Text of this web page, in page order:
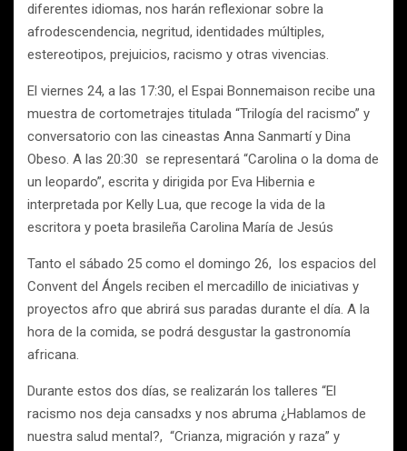
diferentes idiomas, nos harán reflexionar sobre la
afrodescendencia, negritud, identidades múltiples,
estereotipos, prejuicios, racismo y otras vivencias.
El viernes 24, a las 17:30, el Espai Bonnemaison recibe una
muestra de cortometrajes titulada “Trilogía del racismo” y
conversatorio con las cineastas Anna Sanmartí y Dina
Obeso. A las 20:30 se representará “Carolina o la doma de
un leopardo”, escrita y dirigida por Eva Hibernia e
interpretada por Kelly Lua, que recoge la vida de la
escritora y poeta brasileña Carolina María de Jesús
Tanto el sábado 25 como el domingo 26, los espacios del
Convent del Ángels reciben el mercadillo de iniciativas y
proyectos afro que abrirá sus paradas durante el día. A la
hora de la comida, se podrá desgustar la gastronomía
africana.
Durante estos dos días, se realizarán los talleres “El
racismo nos deja cansadxs y nos abruma ¿Hablamos de
nuestra salud mental?, “Crianza, migración y raza” y